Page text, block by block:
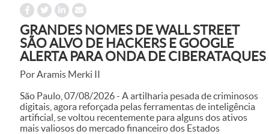
GRANDES NOMES DE WALL STREET
SÃO ALVO DE HACKERS E GOOGLE
ALERTA PARA ONDA DE CIBERATAQUES
Por Aramis Merki II
São Paulo, 07/08/2026 - A artilharia pesada de criminosos
digitais, agora reforçada pelas ferramentas de inteligência
artificial, se voltou recentemente para alguns dos ativos
mais valiosos do mercado financeiro dos Estados